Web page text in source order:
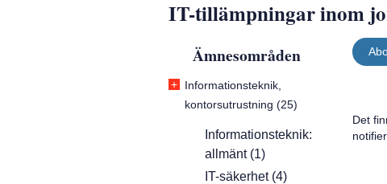
IT-tillämpningar inom
Ämnesområden
+ Informationsteknik,
kontorsutrustning (25)
Informationsteknik:
allmänt (1)
IT-säkerhet (4)
Det